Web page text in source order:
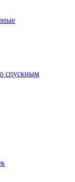
спускным